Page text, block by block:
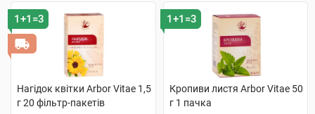
1+1=3
Нагідок квітки Arbor Vitae 1,5
г 20 фільтр-пакетів
1+1=3
Кропиви листя Arbor Vitae 50
г 1 пачка